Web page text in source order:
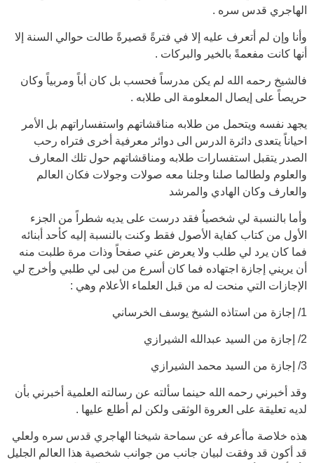
الهاجري قدس سره .
وأنا وإن لم أتعرف عليه إلا في فترةً قصيرةً طالت حوالي السنة إلا
أنها كانت مفعمةً بالخير والبركات .
فالشيخ رحمه الله لم يكن مدرساً فحسب بل كان أباً ومربياً وكان
حريصاً على إيصال المعلومة الى طلابه .
يجهد نفسه ويتحمل من طلابه مناقشاتهم واستفساراتهم بل الأمر
احياناً يتعدى دائرة الدرس الى دوائر معرفية أخرى فتراه رحب
الصدر يتقبل استفسارات طلابه ومناقشاتهم حول تلك المعارف
والعلوم ولطالما صلنا وجلنا معه صولات وجولات فكان العالم
والعارف وكان الهادي والمرشد
وأما بالنسبة لي شخصياُ فقد درست على يديه شطراً من الجزء
الأول من كتاب كفاية الأصول فقط وكنت بالنسبة إليه كأحد أبنائه
فما كان يرد لي طلب ولا يعرض عني صفحاً وذات مرة طلبت منه
أن يريني إجازة اجتهاده فما كان أسرع من لبى لي طلبي وأخرج لي
الإجازات التي منحت له من قبل العلماء الأعلام وهي :
1/ إجازة من استاذه الشيخ يوسف الخرساني
2/ إجازة من السيد عبدالله الشيرازي
3/ إجازة من السيد محمد الشيرازي
وقد أخبرني رحمه الله حينما سألته عن رسالته العلمية أخبرني بأن
لديه تعليقة على العروة الوثقى ولكن لم أطلع عليها .
هذه خلاصة ماأعرفه عن سماحة شيخنا الهاجري قدس سره ولعلي
قد أكون قد وفقت لبيان جانب من جوانب شخصية هذا العالم الجليل